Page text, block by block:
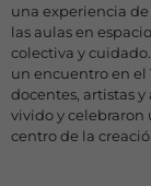
una experiencia
las aulas en
colectiva y
un encuentro en el
docentes, artistas
vivido y celebraron
centro de la